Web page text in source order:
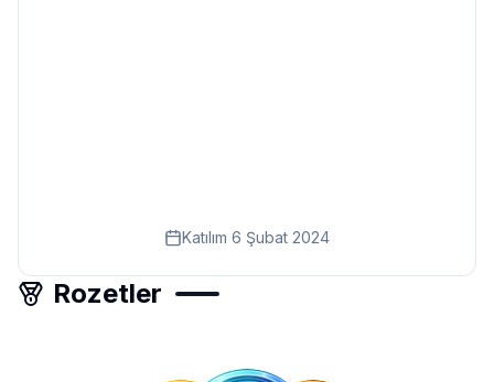
Katılım 6 Şubat 2024
Rozetler